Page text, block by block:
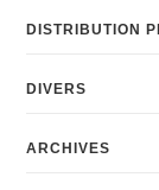
DISTRIBUTION
DIVERS
ARCHIVES